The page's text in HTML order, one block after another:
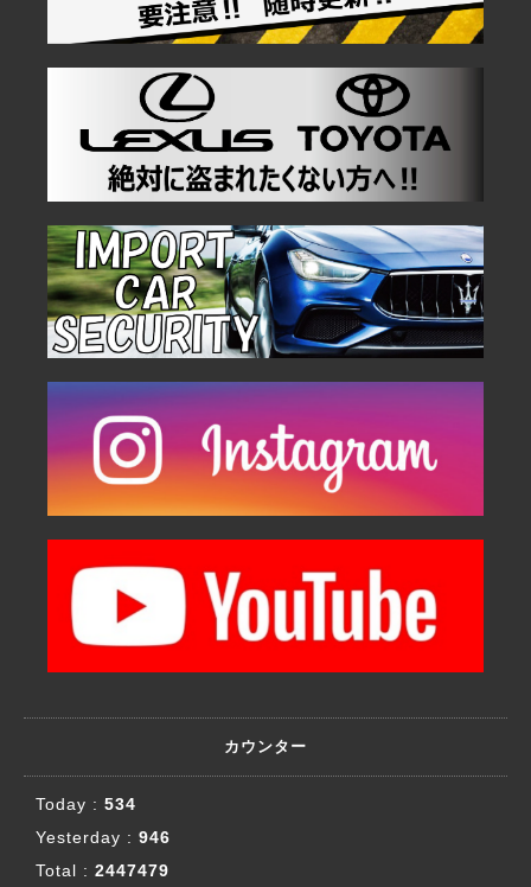
カウンター
Today : 534
Yesterday : 946
Total : 2447479